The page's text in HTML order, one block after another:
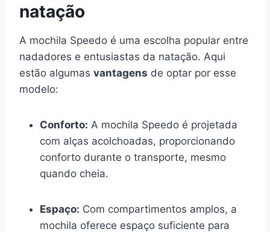
natação
A mochila Speedo é uma escolha popular entre
nadadores e entusiastas da natação. Aqui
estão algumas vantagens de optar por esse
modelo:
Conforto: A mochila Speedo é projetada
com alças acolchoadas, proporcionando
conforto durante o transporte, mesmo
quando cheia.
Espaço: Com compartimentos amplos, a
mochila oferece espaço suficiente para